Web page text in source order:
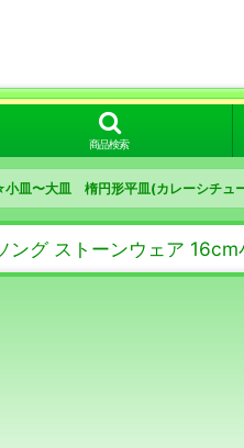
商品検索
皿〜大皿 楕円形平皿(カレーシチュ
グ ストーンウェア 16cm